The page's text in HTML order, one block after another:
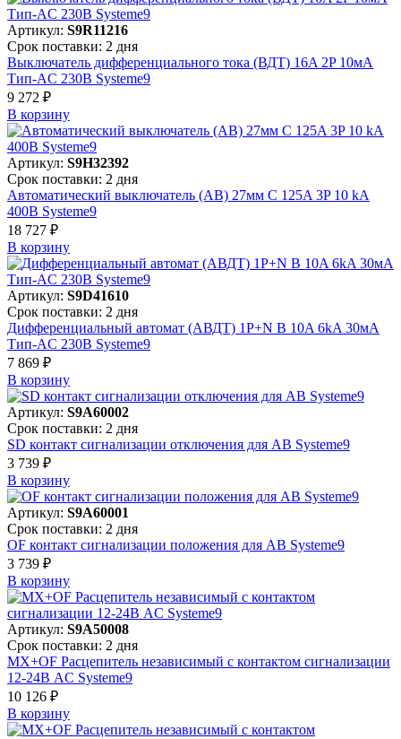
Артикул: S9R11216
Срок поставки: 2 дня
Выключатель дифференциального тока (ВДТ) 16A 2P 10мА
Тип-AC 230В Systeme9
9 272 ₽
В корзинy
Артикул: S9H32392
Срок поставки: 2 дня
Автоматический выключатель (АВ) 27мм C 125A 3P 10 kA
400В Systeme9
18 727 ₽
В корзинy
Артикул: S9D41610
Срок поставки: 2 дня
Дифференциальный автомат (АВДТ) 1P+N B 10A 6kA 30мА
Тип-AC 230В Systeme9
7 869 ₽
В корзинy
Артикул: S9A60002
Срок поставки: 2 дня
SD контакт сигнализации отключения для АВ Systeme9
3 739 ₽
В корзинy
Артикул: S9A60001
Срок поставки: 2 дня
OF контакт сигнализации положения для АВ Systeme9
3 739 ₽
В корзинy
Артикул: S9A50008
Срок поставки: 2 дня
MX+OF Расцепитель независимый с контактом сигнализации
12-24В AC Systeme9
10 126 ₽
В корзинy